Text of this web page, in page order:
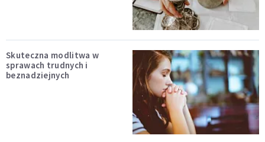
Skuteczna modlitwa w
sprawach trudnych i
beznadziejnych